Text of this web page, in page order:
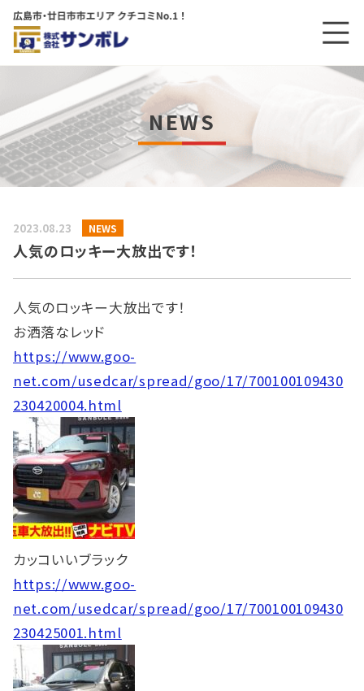
メインコンテンツにスキップする
メニ
NEWS
2023.08.23 NEWS
人気のロッキー大放出です！
人気のロッキー大放出です！
お洒落なレッド
https://www.goo-
net.com/usedcar/spread/goo/17/700100109430
230420004.html
カッコいいブラック
https://www.goo-
net.com/usedcar/spread/goo/17/700100109430
230425001.html